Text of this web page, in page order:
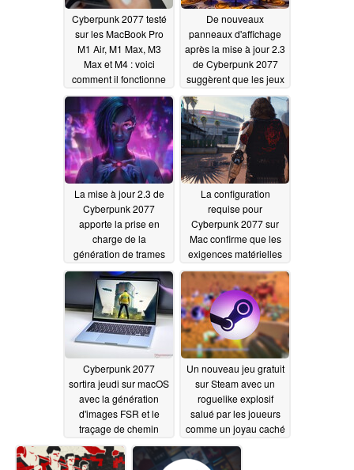
Cyberpunk 2077 testé
sur les MacBook Pro
M1 Air, M1 Max, M3
Max et M4 : voici
comment il fonctionne
sur chacun d'entre eux
07/20/2025
De nouveaux
panneaux d'affichage
après la mise à jour 2.3
de Cyberpunk 2077
suggèrent que les jeux
d'argent pourraient
arriver à Night City
07/19/2025
La mise à jour 2.3 de
Cyberpunk 2077
apporte la prise en
charge de la
génération de trames
FSR 3.1, un mode
photo avancé et bien
plus encore ; FSR 4
arrive plus tard
07/17/2025
La configuration
requise pour
Cyberpunk 2077 sur
Mac confirme que les
exigences matérielles
sont élevées et que les
fonctionnalités de ray
tracing sont limitées
07/16/2025
Cyberpunk 2077
sortira jeudi sur macOS
avec la génération
d'images FSR et le
traçage de chemin
07/16/2025
Un nouveau jeu gratuit
sur Steam avec un
roguelike explosif
salué par les joueurs
comme un joyau caché
07/15/2025